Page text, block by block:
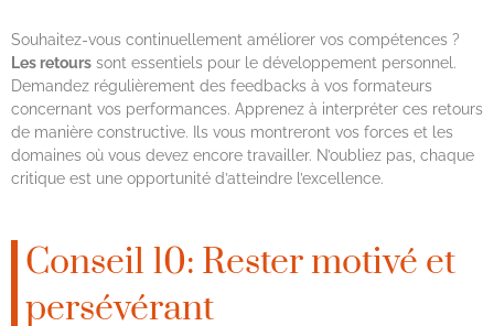
Souhaitez-vous continuellement améliorer vos compétences ?
Les retours sont essentiels pour le développement personnel.
Demandez régulièrement des feedbacks à vos formateurs
concernant vos performances. Apprenez à interpréter ces retours
de manière constructive. Ils vous montreront vos forces et les
domaines où vous devez encore travailler. N’oubliez pas, chaque
critique est une opportunité d’atteindre l’excellence.
Conseil 10: Rester motivé et
persévérant